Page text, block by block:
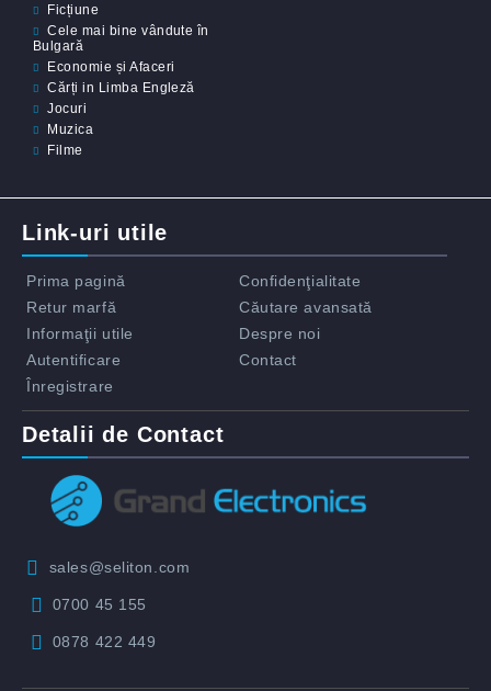
Ficțiune
Cele mai bine vândute în
Bulgară
Economie și Afaceri
Cărți in Limba Engleză
Jocuri
Muzica
Filme
Link-uri utile
Prima pagină
Retur marfă
Informaţii utile
Autentificare
Înregistrare
Confidenţialitate
Căutare avansată
Despre noi
Contact
Detalii de Contact
sales@seliton.com
0700 45 155
0878 422 449